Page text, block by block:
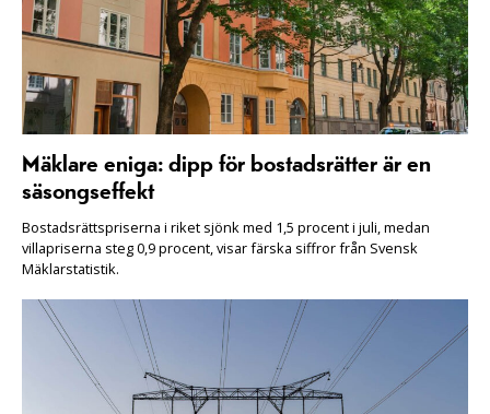
Mäklare eniga: dipp för bostadsrätter är en
säsongseffekt
Bostadsrättspriserna i riket sjönk med 1,5 procent i juli, medan
villapriserna steg 0,9 procent, visar färska siffror från Svensk
Mäklarstatistik.